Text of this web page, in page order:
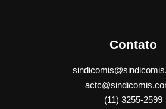
Contato
(11) 3255-2599